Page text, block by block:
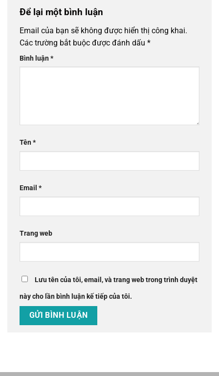
Để lại một bình luận
Email của bạn sẽ không được hiển thị công khai.
Các trường bắt buộc được đánh dấu *
Bình luận*
Tên*
Email *
Trang web
Lưu tên của tôi, email, và trang web trong trình duyệt
này cho lần bình luận kế tiếp của tôi.